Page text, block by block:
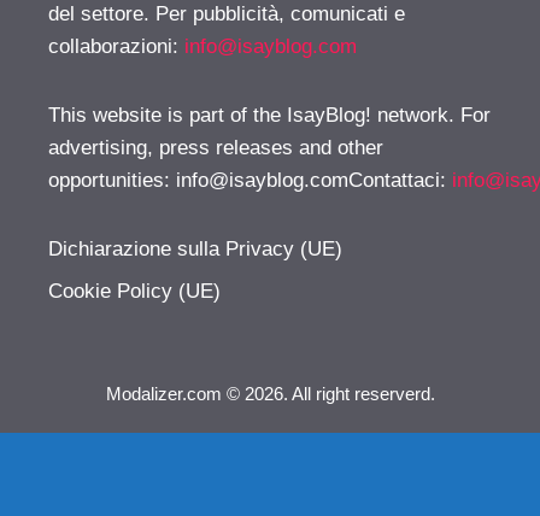
del settore. Per pubblicità, comunicati e
collaborazioni: info@isayblog.com
This website is part of the IsayBlog! network. For
advertising, press releases and other
opportunities: info@isayblog.comContattaci:
Dichiarazione sulla Privacy (UE)
Cookie Policy (UE)
Modalizer.com © 2026. All right reserverd.